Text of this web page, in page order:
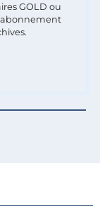
GOLD ou
abonnement